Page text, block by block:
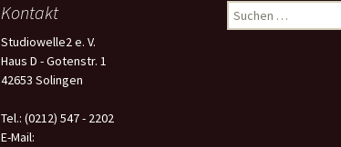
Kontakt
Studiowelle2 e. V.
Haus D - Gotenstr. 1
42653 Solingen
Tel.: (0212) 547 - 2202
E-Mail:
Suchen
nach: